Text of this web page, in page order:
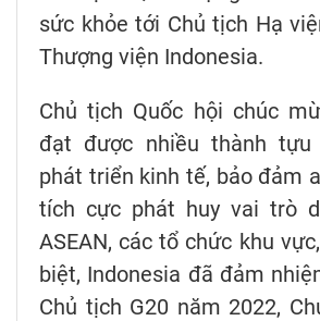
sức khỏe tới Chủ tịch Hạ
Thượng viện Indonesia.
Chủ tịch Quốc hội chúc
đạt được nhiều thành
phát triển kinh tế, bảo đảm
tích cực phát huy vai trò
ASEAN, các tổ chức khu
biệt, Indonesia đã đảm
Chủ tịch G20 năm 2022,